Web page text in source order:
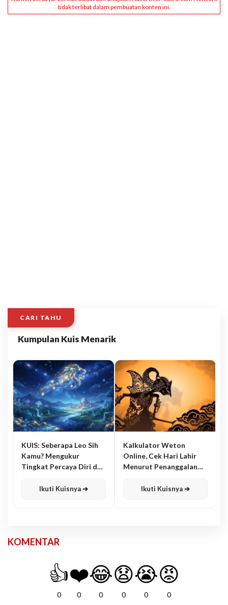
CARI TAHU
Kumpulan Kuis Menarik
KUIS: Seberapa Leo Sih
Kamu? Mengukur
Tingkat Percaya Diri dan
Ikuti Kuisnya ➔
Kalkulator Weton
Online, Cek Hari Lahir
Menurut Penanggalan
Ikuti Kuisnya ➔
KOMENTAR
👍
0
❤️
0
😂
0
😧
0
😭
0
😡
0